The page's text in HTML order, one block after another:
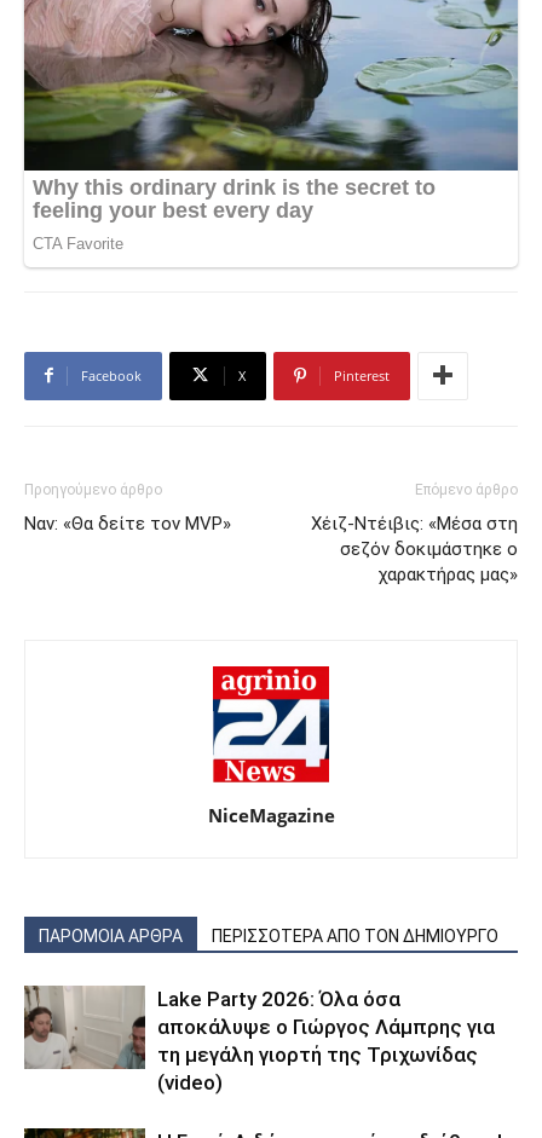
Facebook X Pinterest
Προηγούμενο άρθρο
Ναν: «Θα δείτε τον MVP»
Επόμενο άρθρο
Χέιζ-Ντέιβις: «Μέσα στη
σεζόν δοκιμάστηκε ο
χαρακτήρας μας»
NiceMagazine
ΠΑΡΟΜΟΙΑ ΑΡΘΡΑ ΠΕΡΙΣΣΟΤΕΡΑ ΑΠΟ ΤΟΝ ΔΗΜΙΟΥΡΓΟ
Lake Party 2026: Όλα όσα
αποκάλυψε ο Γιώργος Λάμπρης για
τη μεγάλη γιορτή της Τριχωνίδας
(video)